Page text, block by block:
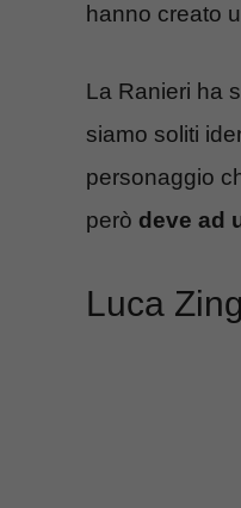
hanno creato
La Ranieri ha
siamo soliti
personaggio
però deve ad
Luca